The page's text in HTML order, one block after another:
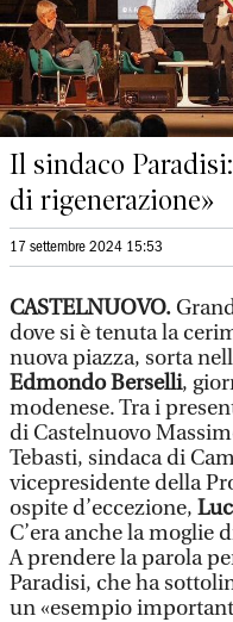
Il sindaco
di rigenerazione»
17 settembre 2024 15:53
CASTELNUOVO.
dove si è tenuta la
nuova piazza, sorta
Edmondo Berselli,
modenese. Tra i
di Castelnuovo
Tebasti, sindaca di
vicepresidente della
ospite d’eccezione,
C’era anche la moglie
A prendere la parola
Paradisi, che ha
un «esempio